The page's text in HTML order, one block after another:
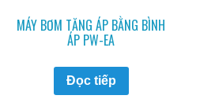
MÁY BƠM TĂNG ÁP BẰNG BÌNH
ÁP PW-EA
Đọc tiếp